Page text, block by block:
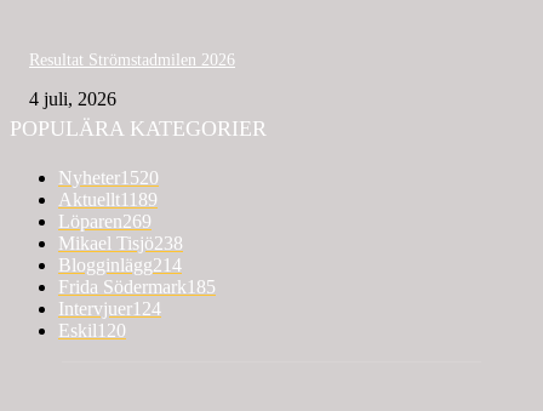
Resultat Strömstadmilen 2026
4 juli, 2026
POPULÄRA KATEGORIER
Nyheter1520
Aktuellt1189
Löparen269
Mikael Tisjö238
Blogginlägg214
Frida Södermark185
Intervjuer124
Eskil120